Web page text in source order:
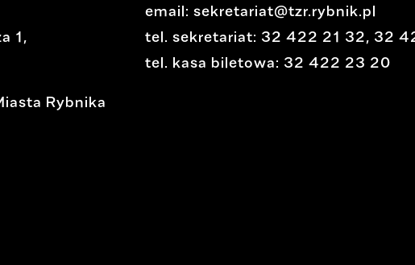
1,
Rybnika
email:sekretariat@tzr.rybnik.pl
tel. sekretariat: 32 422 21 32, 32
tel. kasa biletowa: 32 422 23 20